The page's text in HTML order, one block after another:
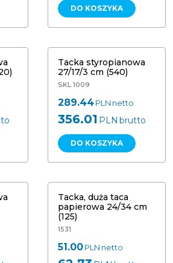
DO KOSZYKA
mm
Tacka styropianowa
27/17/3 cm (540)
SKL 1009
289.44PLN netto
356.01 PLN brutto
DO KOSZYKA
Tacka, duża taca
papierowa 24/34 cm
(125)
1531
51.00PLN netto